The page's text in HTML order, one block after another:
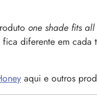
one shade fits all
diferente em
aqui e outros